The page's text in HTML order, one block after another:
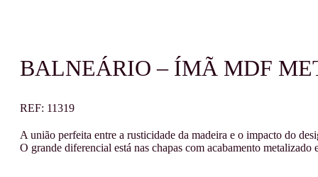
BALNEÁRIO – ÍMÃ MDF
REF: 11319
A união perfeita entre a rusticidade da madeira e o impacto do
O grande diferencial está nas chapas com acabamento